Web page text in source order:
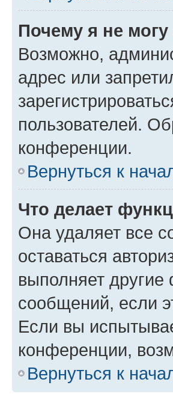
Почему я не могу
Возможно,
адрес или
пользователей.
конференции.
Вернуться к
Что делает
Она удаляет все
оставаться
выполняет другие
сообщений, если
Если вы
конференции,
Вернуться к